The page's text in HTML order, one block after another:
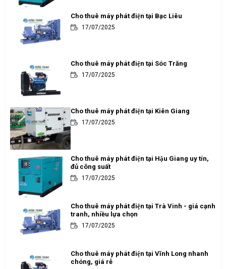
Cho thuê máy phát điện tại Bạc Liêu
17/07/2025
Cho thuê máy phát điện tại Sóc Trăng
17/07/2025
Cho thuê máy phát điện tại Kiên Giang
17/07/2025
Cho thuê máy phát điện tại Hậu Giang uy tín,
đủ công suất
17/07/2025
Cho thuê máy phát điện tại Trà Vinh - giá cạnh
tranh, nhiều lựa chọn
17/07/2025
Cho thuê máy phát điện tại Vĩnh Long nhanh
chóng, giá rẻ